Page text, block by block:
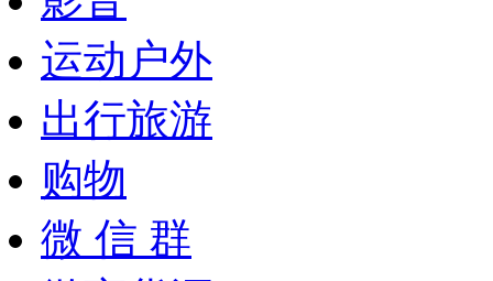
运动户外
出行旅游
购物
微 信 群